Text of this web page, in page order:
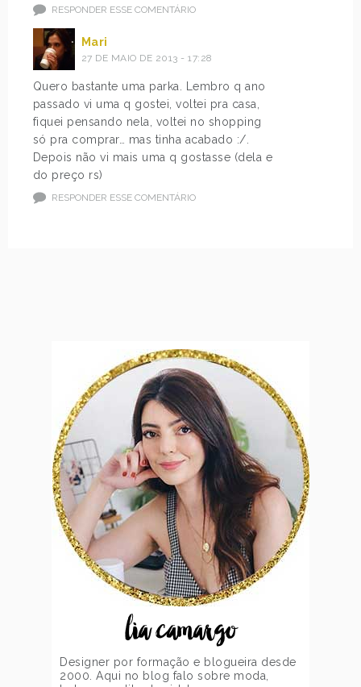
RESPONDER ESSE COMENTÁRIO
Mari
27 DE MAIO DE 2013 - 17:28
Quero bastante uma parka. Lembro q ano
passado vi uma q gostei, voltei pra casa,
fiquei pensando nela, voltei no shopping
só pra comprar… mas tinha acabado :/.
Depois não vi mais uma q gostasse (dela e
do preço rs)
RESPONDER ESSE COMENTÁRIO
lia camargo
Designer por formação e blogueira desde
2000. Aqui no blog falo sobre moda,